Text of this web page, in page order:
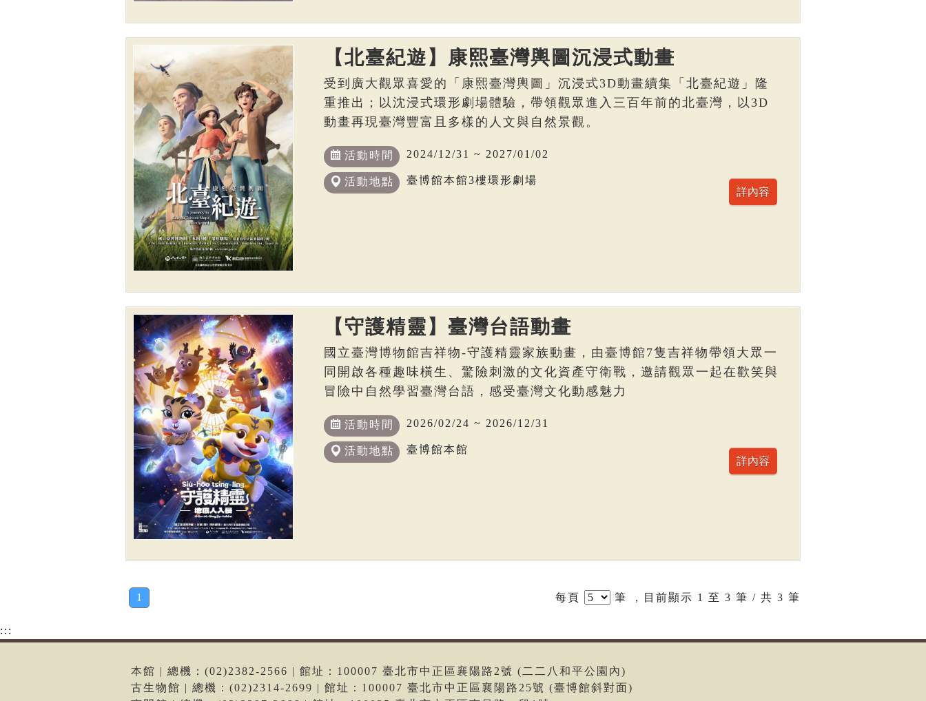
【北臺紀遊】康熙臺灣輿圖沉浸式動畫
受到廣大觀眾喜愛的「康熙臺灣輿圖」沉浸式3D動畫續集「北臺紀遊」隆
重推出；以沈浸式環形劇場體驗，帶領觀眾進入三百年前的北臺灣，以3D
動畫再現臺灣豐富且多樣的人文與自然景觀。
活動時間 2024/12/31 ~ 2027/01/02
活動地點 臺博館本館3樓環形劇場
【守護精靈】臺灣台語動畫
國立臺灣博物館吉祥物-守護精靈家族動畫，由臺博館7隻吉祥物帶領大眾一
同開啟各種趣味橫生、驚險刺激的文化資產守衛戰，邀請觀眾一起在歡笑與
冒險中自然學習臺灣台語，感受臺灣文化動感魅力
活動時間 2026/02/24 ~ 2026/12/31
活動地點 臺博館本館
1 每頁 筆 ，目前顯示 1 至 3 筆 / 共 3 筆
:::
本館 | 總機：(02)2382-2566 | 館址：100007 臺北市中正區襄陽路2號 (二二八和平公園內)
古生物館 | 總機：(02)2314-2699 | 館址：100007 臺北市中正區襄陽路25號 (臺博館斜對面)